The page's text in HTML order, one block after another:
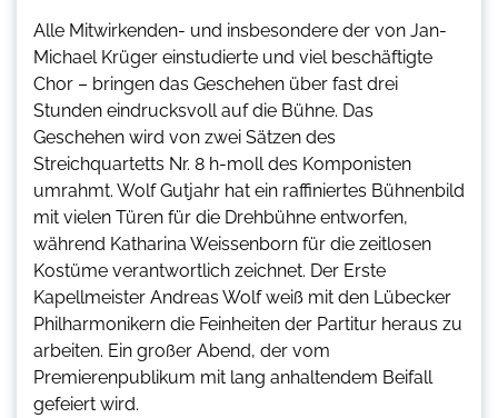
Alle Mitwirkenden- und insbesondere der von Jan-
Michael Krüger einstudierte und viel beschäftigte
Chor – bringen das Geschehen über fast drei
Stunden eindrucksvoll auf die Bühne. Das
Geschehen wird von zwei Sätzen des
Streichquartetts Nr. 8 h-moll des Komponisten
umrahmt. Wolf Gutjahr hat ein raffiniertes Bühnenbild
mit vielen Türen für die Drehbühne entworfen,
während Katharina Weissenborn für die zeitlosen
Kostüme verantwortlich zeichnet. Der Erste
Kapellmeister Andreas Wolf weiß mit den Lübecker
Philharmonikern die Feinheiten der Partitur heraus zu
arbeiten. Ein großer Abend, der vom
Premierenpublikum mit lang anhaltendem Beifall
gefeiert wird.